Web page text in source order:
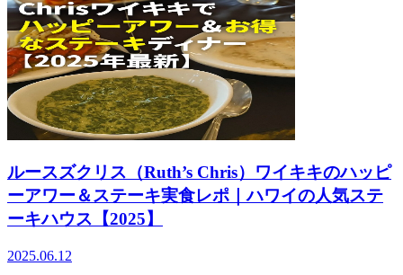
ルースズクリス（Ruth’s Chris）ワイキキのハッピ
ーアワー＆ステーキ実食レポ｜ハワイの人気ステ
ーキハウス【2025】
2025.06.12